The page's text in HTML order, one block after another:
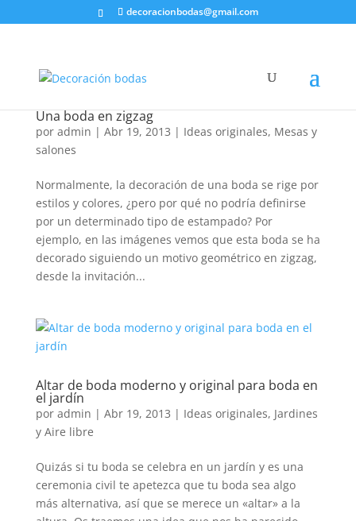
decoracionbodas@gmail.com
Una boda en zigzag
por admin | Abr 19, 2013 | Ideas originales, Mesas y
salones
Normalmente, la decoración de una boda se rige por
estilos y colores, ¿pero por qué no podría definirse
por un determinado tipo de estampado? Por
ejemplo, en las imágenes vemos que esta boda se ha
decorado siguiendo un motivo geométrico en zigzag,
desde la invitación...
Altar de boda moderno y original para boda en
el jardín
por admin | Abr 19, 2013 | Ideas originales, Jardines
y Aire libre
Quizás si tu boda se celebra en un jardín y es una
ceremonia civil te apetezca que tu boda sea algo
más alternativa, así que se merece un «altar» a la